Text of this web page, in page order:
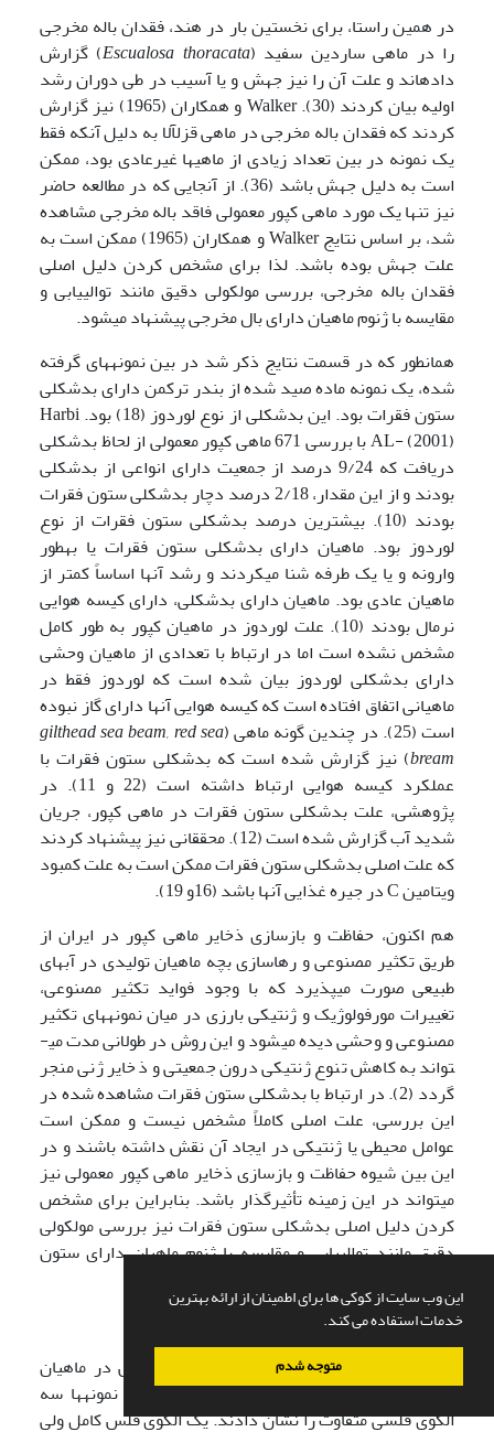
این وب سایت از کوکی ها برای اطمینان از ارائه بهترین
خدمات استفاده می کند.
متوجه شدم
در همین راستا، برای نخستین بار در هند، فقدان باله مخرجی
را در ماهی ساردین سفید (Escualosa thoracata) گزارش
داده­اند و علت آن را نیز جهش و یا آسیب در طی دوران رشد
اولیه بیان کردند (30). Walker و همکاران (1965) نیز گزارش
کردند که فقدان باله مخرجی در ماهی قزل­آلا به دلیل آنکه فقط
یک نمونه در بین تعداد زیادی از ماهی­ها غیرعادی بود، ممکن
است به دلیل جهش باشد (36). از آنجایی که در مطالعه حاضر
نیز تنها یک مورد ماهی کپور معمولی فاقد باله مخرجی مشاهده
شد، بر اساس نتایج Walker و همکاران (1965) ممکن است به
علت جهش بوده باشد. لذا برای مشخص کردن دلیل اصلی
فقدان باله مخرجی، بررسی مولکولی دقیق مانند توالی­یابی و
مقایسه با ژنوم ماهیان دارای بال مخرجی پیشنهاد می‍شود.
همانطور که در قسمت نتایج ذکر شد در بین نمونه­های گرفته
شده، یک نمونه ماده صید شده از بندر ترکمن دارای بدشکلی
ستون فقرات بود. این بدشکلی از نوع لوردوز (18) بود. Harbi
AL- (2001) با بررسی 671 ماهی کپور معمولی از لحاظ بدشکلی
دریافت که 9/24 درصد از جمعیت دارای انواعی از بدشکلی
بودند و از این مقدار، 2/18 درصد دچار بدشکلی ستون فقرات
بودند (10). بیشترین درصد بدشکلی ستون فقرات از نوع
لوردوز بود. ماهیان دارای بدشکلی ستون فقرات یا به­طور
وارونه و یا یک طرفه شنا می­کردند و رشد آنها اساساً کمتر از
ماهیان عادی بود. ماهیان دارای بدشکلی، دارای کیسه هوایی
نرمال بودند (10). علت لوردوز در ماهیان کپور به طور کامل
مشخص نشده­ است اما در ارتباط با تعدادی از ماهیان وحشی
دارای بدشکلی لوردوز بیان شده است که لوردوز فقط در
ماهیانی اتفاق افتاده است که کیسه هوایی آنها دارای گاز نبوده
است (25). در چندین گونه ماهی (
gilthead sea beam, red sea
bream) نیز گزارش شده است که بدشکلی ستون فقرات با
عملکرد کیسه هوایی ارتباط داشته است (22 و 11). در
پژوهشی، علت بدشکلی ستون فقرات در ماهی کپور، جریان
شدید آب گزارش شده است (12). محققانی نیز پیشنهاد کردند
که علت اصلی بدشکلی ستون فقرات ممکن است به علت کمبود
ویتامین C در جیره غذایی آنها باشد (16و 19).
هم اکنون، حفاظت و بازسازی ذخایر ماهی کپور در ایران از
طریق تکثیر مصنوعی و رهاسازی بچه ماهیان تولیدی در آب­های
طبیعی صورت می­پذیرد که با وجود فواید تکثیر مصنوعی،
تغییرات مورفولوژیک و ژنتیکی بارزی در میان نمونه­های تکثیر
مصنوعی و وحشی دیده می­شود و این روش در طولانی مدت می­
تواند به کاهش تنوع ژنتیکی درون جمعیتی و ذخایر ژنی منجر
گردد (2). در ارتباط با بدشکلی ستون فقرات مشاهده شده در
این بررسی، علت اصلی کاملاً مشخص نیست و ممکن است
عوامل محیطی یا ژنتیکی در ایجاد آن نقش داشته باشند و در
این بین شیوه حفاظت و بازسازی ذخایر ماهی کپور معمولی نیز
می­تواند در این زمینه تأثیرگذار باشد. بنابراین برای مشخص
کردن دلیل اصلی بدشکلی ستون فقرات نیز بررسی مولکولی
دقیق مانند توالی­یابی و مقایسه با ژنوم ماهیان دارای ستون
نتیجه­گیری کلی
نتایج این پژوهش نشان داد که در الگوی فلس در ماهیان
پرورشی تنوع وجود دارد. به طوری که در کل، نمونه­ها سه
الگوی فلسی متفاوت را نشان دادند. یک الگوی فلس کامل ولی